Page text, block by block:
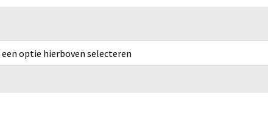
optie hierboven selecteren